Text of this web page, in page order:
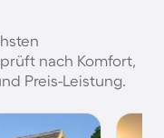
nach Komfort,
Preis-Leistung.